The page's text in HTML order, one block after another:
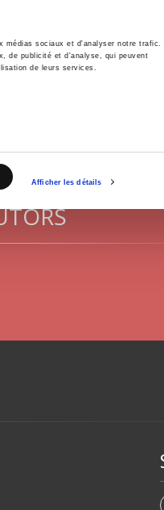
médias sociaux et d'analyser notre trafic.
de publicité et d'analyse, qui peuvent
de leurs services.
Afficher les détails
Politics